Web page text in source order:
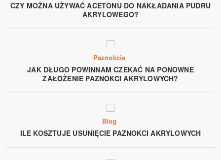
CZY MOŻNA UŻYWAĆ ACETONU DO NAKŁADANIA PUDRU
AKRYLOWEGO?
Paznokcie
JAK DŁUGO POWINNAM CZEKAĆ NA PONOWNE
ZAŁOŻENIE PAZNOKCI AKRYLOWYCH?
Blog
ILE KOSZTUJE USUNIĘCIE PAZNOKCI AKRYLOWYCH